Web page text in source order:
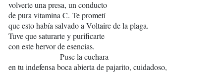
volverte una presa, un conducto
de pura vitamina C. Te prometí
que esto había salvado a Voltaire de la plaga.
Tuve que saturarte y purificarte
con este hervor de esencias.
Puse la cuchara
en tu indefensa boca abierta de pajarito, cuidadoso,